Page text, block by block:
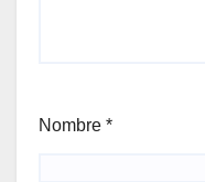
Nombre *